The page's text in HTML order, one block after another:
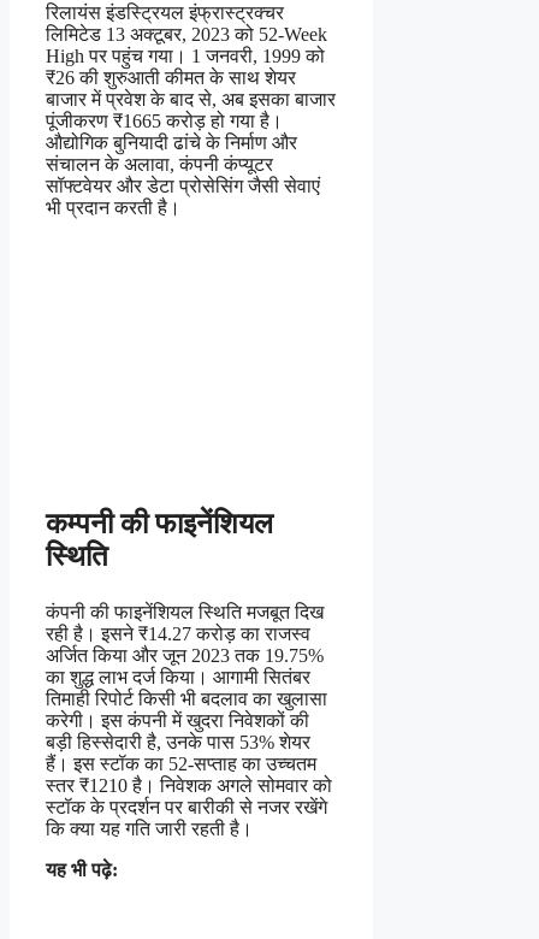
रिलायंस इंडस्ट्रियल इंफ्रास्ट्रक्चर
लिमिटेड 13 अक्टूबर, 2023 को 52-Week
High पर पहुंच गया। 1 जनवरी, 1999 को
₹26 की शुरुआती कीमत के साथ शेयर
बाजार में प्रवेश के बाद से, अब इसका बाजार
पूंजीकरण ₹1665 करोड़ हो गया है।
औद्योगिक बुनियादी ढांचे के निर्माण और
संचालन के अलावा, कंपनी कंप्यूटर
सॉफ्टवेयर और डेटा प्रोसेसिंग जैसी सेवाएं
भी प्रदान करती है।
कम्पनी की फाइनेंशियल
स्थिति
कंपनी की फाइनेंशियल स्थिति मजबूत दिख
रही है। इसने ₹14.27 करोड़ का राजस्व
अर्जित किया और जून 2023 तक 19.75%
का शुद्ध लाभ दर्ज किया। आगामी सितंबर
तिमाही रिपोर्ट किसी भी बदलाव का खुलासा
करेगी। इस कंपनी में खुदरा निवेशकों की
बड़ी हिस्सेदारी है, उनके पास 53% शेयर
हैं। इस स्टॉक का 52-सप्ताह का उच्चतम
स्तर ₹1210 है। निवेशक अगले सोमवार को
स्टॉक के प्रदर्शन पर बारीकी से नजर रखेंगे
कि क्या यह गति जारी रहती है।
यह भी पढ़े: